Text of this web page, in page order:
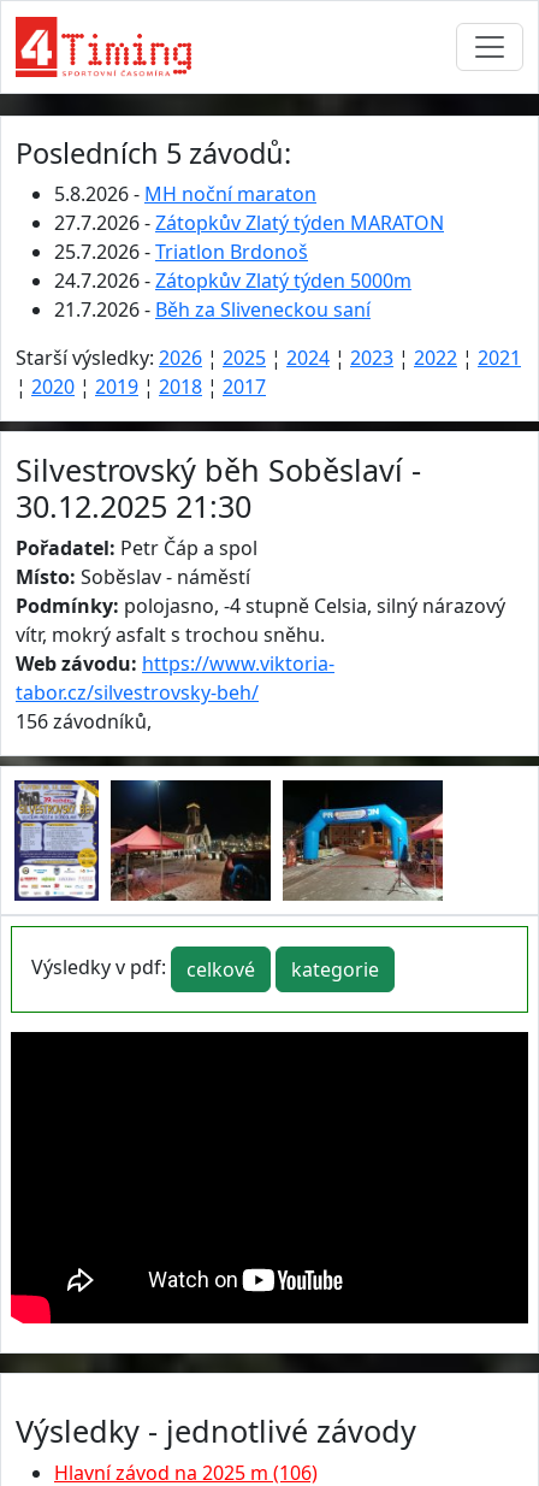
Posledních 5 závodů:
5.8.2026 - MH noční maraton
27.7.2026 -Zátopkův Zlatý týden MARATON
25.7.2026 -Triatlon Brdonoš
24.7.2026 -Zátopkův Zlatý týden 5000m
21.7.2026 - Běh za Sliveneckou saní
Starší výsledky: 2026 ¦ 2025 ¦ 2024 ¦ 2023 ¦ 2022 ¦ 2021
¦ 2020 ¦ 2019 ¦ 2018 ¦ 2017
Silvestrovský běh Soběslaví -
30.12.2025 21:30
Pořadatel: Petr Čáp a spol
Místo: Soběslav - náměstí
Podmínky: polojasno, -4 stupně Celsia, silný nárazový
vítr, mokrý asfalt s trochou sněhu.
Web závodu: https://www.viktoria-
tabor.cz/silvestrovsky-beh/
156 závodníků,
Výsledky v pdf: celkové kategorie
Výsledky - jednotlivé závody
Hlavní závod na 2025 m (106)